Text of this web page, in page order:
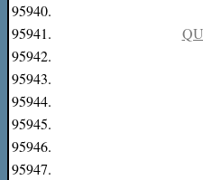
95940.
95941.
95942.
95943.
95944.
95945.
95946.
95947.